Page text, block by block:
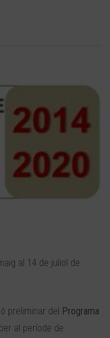
al 14 de juliol de
preliminar del Programa
per al període de